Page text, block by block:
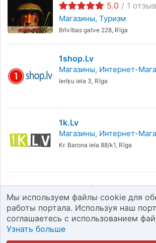
5.0 / 1 отзыв
Магазины Туризм
Brīvības gatve 228, Rīga
1shop.lv
Магазины Интернет-
Ieriķu iela 3, Rīga
1k.lv
Магазины Интернет-
Kr. Barona iela 88/k1, Rīga
1 2 Следующая
Не нашли? Скажите, что мы
Если предприятие, который вы ищете,
Мы используем файлы cookie для
работы портала. Используя наш
соглашаетесь с использованием
Узнать больше